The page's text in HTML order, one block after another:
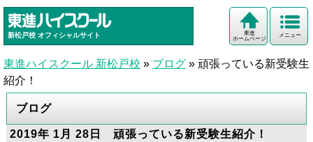
新松戸校 オフィシャルサイト メニュー
東進
ホームページ
東進ハイスクール 新松戸校 » ブログ » 頑張っている新受験生
紹介！
ブログ
2019年 1月 28日 頑張っている新受験生紹介！